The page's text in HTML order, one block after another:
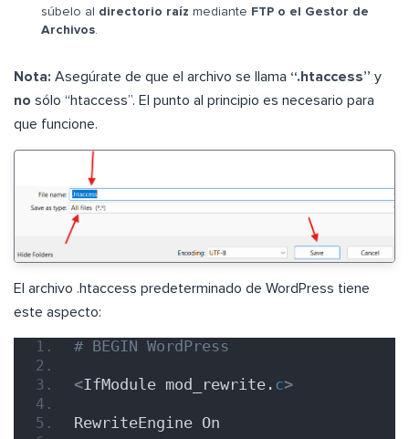
súbelo al directorio raíz mediante FTP o el Gestor de
Archivos.
Nota: Asegúrate de que el archivo se llama “.htaccess” y
no sólo “htaccess”. El punto al principio es necesario para
que funcione.
El archivo .htaccess predeterminado de WordPress tiene
este aspecto:
# BEGIN WordPress
<IfModule mod_rewrite. c>
RewriteEngine On